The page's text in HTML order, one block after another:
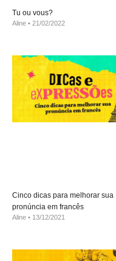
Tu ou vous?
Aline 21/02/2022
Cinco dicas para melhorar sua
pronúncia em francês
Aline 13/12/2021